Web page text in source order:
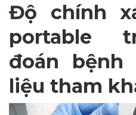
Độ chính
portable
đoán
liệu tham